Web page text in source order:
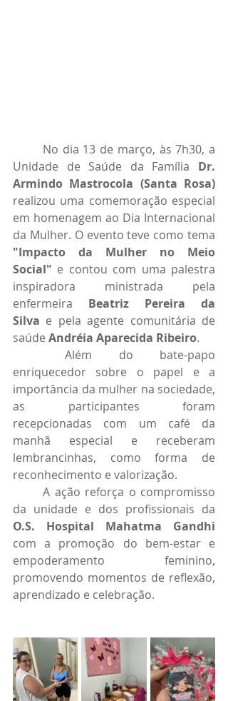
Unidade de Saúde da Família Dr.
Armindo Mastrocola (Santa Rosa)
realizou uma comemoração especial
em homenagem ao Dia Internacional
"Impacto da Mulher no Meio
Social" e contou com uma palestra
inspiradora ministrada pela
enfermeira Beatriz Pereira da
Silva e pela agente comunitária de
saúde Andréia Aparecida Ribeiro.
	Além do bate-papo
enriquecedor sobre o papel e a
importância da mulher na sociedade,
as participantes foram
recepcionadas com um café da
manhã especial e receberam
lembrancinhas, como forma de
reconhecimento e valorização.
	A ação reforça o compromisso
O.S. Hospital Mahatma Gandhi
com a promoção do bem-estar e
empoderamento feminino,
promovendo momentos de reflexão,
aprendizado e celebração.